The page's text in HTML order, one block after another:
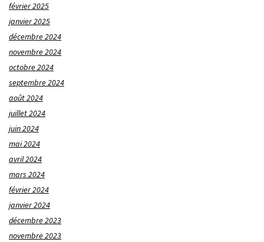
février 2025
janvier 2025
décembre 2024
novembre 2024
octobre 2024
septembre 2024
août 2024
juillet 2024
juin 2024
mai 2024
avril 2024
mars 2024
février 2024
janvier 2024
décembre 2023
novembre 2023